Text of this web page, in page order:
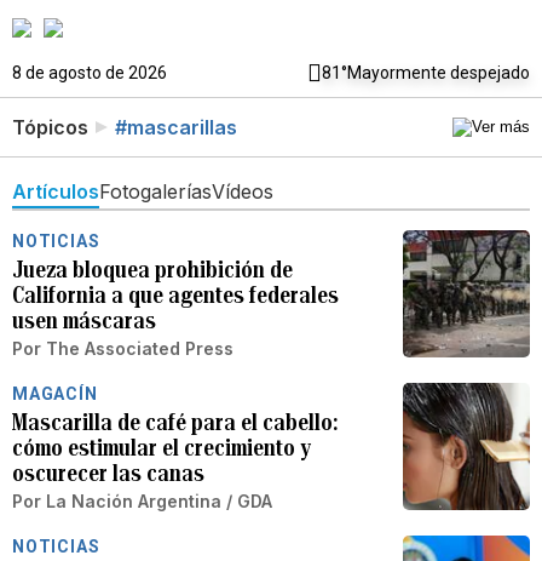
8 de agosto de 2026 81°Mayormente despejado
Tópicos #mascarillas
ArtículosFotogaleríasVídeos
NOTICIAS
Jueza bloquea prohibición de
California a que agentes federales
usen máscaras
Por The Associated Press
MAGACÍN
Mascarilla de café para el cabello:
cómo estimular el crecimiento y
oscurecer las canas
Por La Nación Argentina / GDA
NOTICIAS